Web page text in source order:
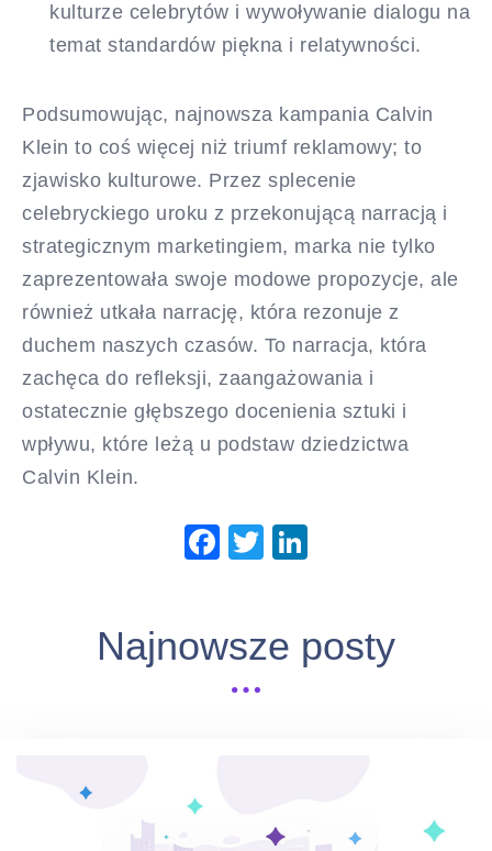
kulturze celebrytów i wywoływanie dialogu na
temat standardów piękna i relatywności.
Podsumowując, najnowsza kampania Calvin
Klein to coś więcej niż triumf reklamowy; to
zjawisko kulturowe. Przez splecenie
celebryckiego uroku z przekonującą narracją i
strategicznym marketingiem, marka nie tylko
zaprezentowała swoje modowe propozycje, ale
również utkała narrację, która rezonuje z
duchem naszych czasów. To narracja, która
zachęca do refleksji, zaangażowania i
ostatecznie głębszego docenienia sztuki i
wpływu, które leżą u podstaw dziedzictwa
Calvin Klein.
Facebook
Twitter
Najnowsze posty